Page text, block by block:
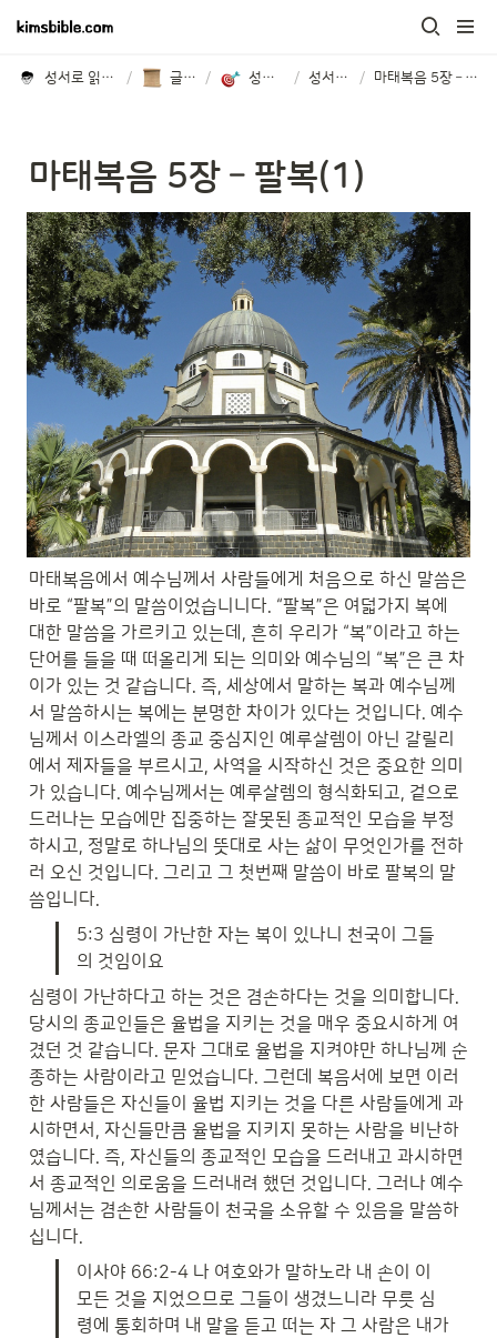
성서로 읽는 세상 / 글모음 / 성서읽기 / 성서읽기 / 마태복음 5장 – 팔복(1)
마태복음 5장 – 팔복(1)
마태복음에서 예수님께서 사람들에게 처음으로 하신 말씀은
바로 “팔복”의 말씀이었습니니다. “팔복”은 여덟가지 복에
대한 말씀을 가르키고 있는데, 흔히 우리가 “복”이라고 하는
단어를 들을 때 떠올리게 되는 의미와 예수님의 “복”은 큰 차
이가 있는 것 같습니다. 즉, 세상에서 말하는 복과 예수님께
서 말씀하시는 복에는 분명한 차이가 있다는 것입니다. 예수
님께서 이스라엘의 종교 중심지인 예루살렘이 아닌 갈릴리
에서 제자들을 부르시고, 사역을 시작하신 것은 중요한 의미
가 있습니다. 예수님께서는 예루살렘의 형식화되고, 겉으로
드러나는 모습에만 집중하는 잘못된 종교적인 모습을 부정
하시고, 정말로 하나님의 뜻대로 사는 삶이 무엇인가를 전하
러 오신 것입니다. 그리고 그 첫번째 말씀이 바로 팔복의 말
씀입니다.
5:3 심령이 가난한 자는 복이 있나니 천국이 그들
의 것임이요
심령이 가난하다고 하는 것은 겸손하다는 것을 의미합니다.
당시의 종교인들은 율법을 지키는 것을 매우 중요시하게 여
겼던 것 같습니다. 문자 그대로 율법을 지켜야만 하나님께 순
종하는 사람이라고 믿었습니다. 그런데 복음서에 보면 이러
한 사람들은 자신들이 율법 지키는 것을 다른 사람들에게 과
시하면서, 자신들만큼 율법을 지키지 못하는 사람을 비난하
였습니다. 즉, 자신들의 종교적인 모습을 드러내고 과시하면
서 종교적인 의로움을 드러내려 했던 것입니다. 그러나 예수
님께서는 겸손한 사람들이 천국을 소유할 수 있음을 말씀하
십니다.
이사야 66:2-4 나 여호와가 말하노라 내 손이 이
모든 것을 지었으므로 그들이 생겼느니라 무릇 심
령에 통회하며 내 말을 듣고 떠는 자 그 사람은 내가